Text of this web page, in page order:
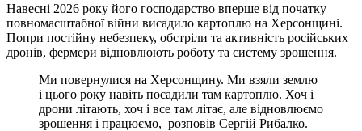
Навесні 2026 року його господарство вперше від початку
повномасштабної війни висадило картоплю на Херсонщині.
Попри постійну небезпеку, обстріли та активність російських
дронів, фермери відновлюють роботу та систему зрошення.
Ми повернулися на Херсонщину. Ми взяли землю
і цього року навіть посадили там картоплю. Хоч і
дрони літають, хоч і все там літає, але відновлюємо
зрошення і працюємо, розповів Сергій Рибалко.